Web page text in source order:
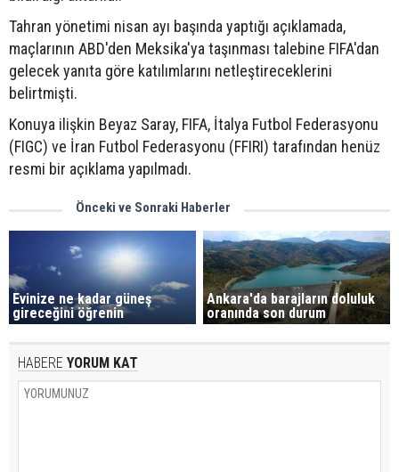
Tahran yönetimi nisan ayı başında yaptığı açıklamada,
maçlarının ABD'den Meksika'ya taşınması talebine FIFA'dan
gelecek yanıta göre katılımlarını netleştireceklerini
belirtmişti.
Konuya ilişkin Beyaz Saray, FIFA, İtalya Futbol Federasyonu
(FIGC) ve İran Futbol Federasyonu (FFIRI) tarafından henüz
resmi bir açıklama yapılmadı.
Önceki ve Sonraki Haberler
Evinize ne kadar güneş
gireceğini öğrenin
Ankara'da barajların doluluk
oranında son durum
HABERE YORUM KAT